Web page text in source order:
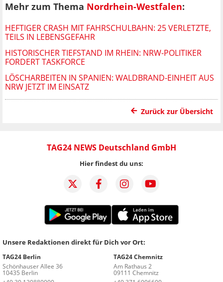
Mehr zum Thema Nordrhein-Westfalen:
HEFTIGER CRASH MIT FAHRSCHULBAHN: 25 VERLETZTE,
TEILS IN LEBENSGEFAHR
HISTORISCHER TIEFSTAND IM RHEIN: NRW-POLITIKER
FORDERT TASKFORCE
LÖSCHARBEITEN IN SPANIEN: WALDBRAND-EINHEIT AUS
NRW JETZT IM EINSATZ
Zurück zur Übersicht
TAG24 NEWS Deutschland GmbH
Hier findest du uns:
Unsere Redaktionen direkt für Dich vor Ort:
TAG24 Berlin
Schönhauser Allee 36
10435 Berlin
TAG24 Chemnitz
Am Rathaus 2
09111 Chemnitz